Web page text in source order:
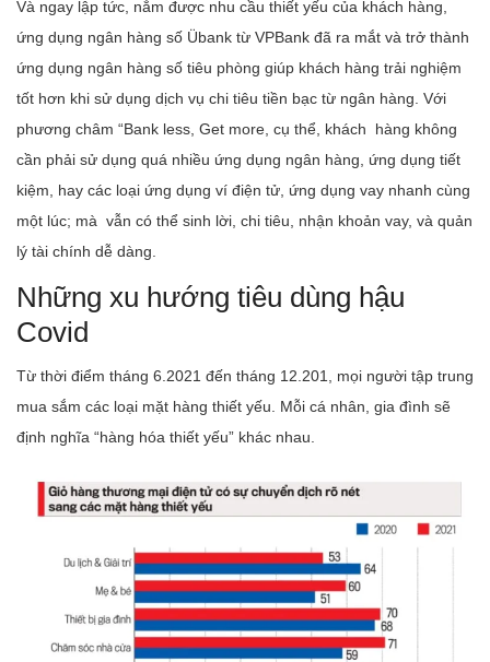
Và ngay lập tức, nắm được nhu cầu thiết yếu của khách hàng,
ứng dụng ngân hàng số Übank từ VPBank đã ra mắt và trở thành
ứng dụng ngân hàng số tiêu phòng giúp khách hàng trải nghiệm
tốt hơn khi sử dụng dịch vụ chi tiêu tiền bạc từ ngân hàng. Với
phương châm “Bank less, Get more, cụ thể, khách hàng không
cần phải sử dụng quá nhiều ứng dụng ngân hàng, ứng dụng tiết
kiệm, hay các loại ứng dụng ví điện tử, ứng dụng vay nhanh cùng
một lúc; mà vẫn có thể sinh lời, chi tiêu, nhận khoản vay, và quản
lý tài chính dễ dàng.
Những xu hướng tiêu dùng hậu
Covid
Từ thời điểm tháng 6.2021 đến tháng 12.201, mọi người tập trung
mua sắm các loại mặt hàng thiết yếu. Mỗi cá nhân, gia đình sẽ
định nghĩa “hàng hóa thiết yếu” khác nhau.